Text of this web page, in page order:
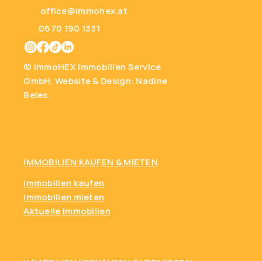
office@immohex.at
0670 190 1331
© ImmoHEX Immobilien Service
GmbH.Website & Design: Nadine
Beles.
IMMOBILIEN KAUFEN & MIETEN
Immobilien kaufen
Immobilien mieten
Aktuelle Immobilien